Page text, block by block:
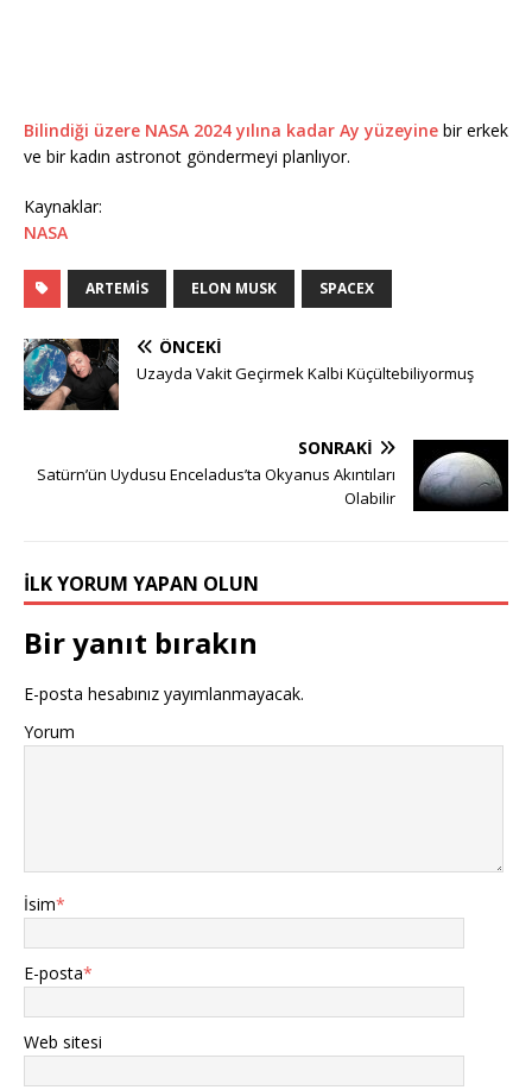
Bilindiği üzere NASA 2024 yılına kadar Ay yüzeyine bir erkek
ve bir kadın astronot göndermeyi planlıyor.
Kaynaklar:
NASA
ARTEMIS ELON MUSK SPACEX
ÖNCEKI
Uzayda Vakit Geçirmek Kalbi Küçültebiliyormuş
SONRAKI
Satürn’ün Uydusu Enceladus’ta Okyanus Akıntıları
Olabilir
İLK YORUM YAPAN OLUN
Bir yanıt bırakın
E-posta hesabınız yayımlanmayacak.
Yorum
İsim*
E-posta*
Web sitesi